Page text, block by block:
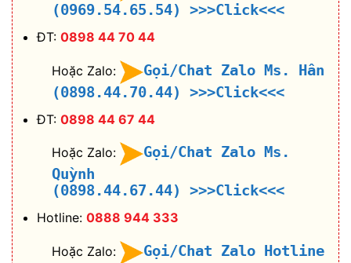
(0969.54.65.54)
>>>Click<<<
ĐT: 0898 44 70 44
Hoặc Zalo:
Gọi/Chat Zalo Ms. Hân
(0898.44.70.44)
>>>Click<<<
ĐT: 0898 44 67 44
Hoặc Zalo:
Gọi/Chat Zalo Ms.
Quỳnh
(0898.44.67.44)
>>>Click<<<
Hotline: 0888 944 333
Hoặc Zalo: Gọi/Chat Zalo Hotline